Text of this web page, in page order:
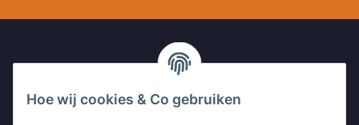
Hoe wij cookies & Co gebruiken